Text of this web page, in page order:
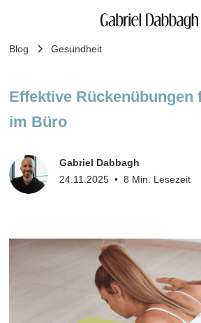
Blog Gesundheit
Effektive Rückenübungen
im Büro
Gabriel Dabbagh
24.11.2025 • 8 Min. Lesezeit